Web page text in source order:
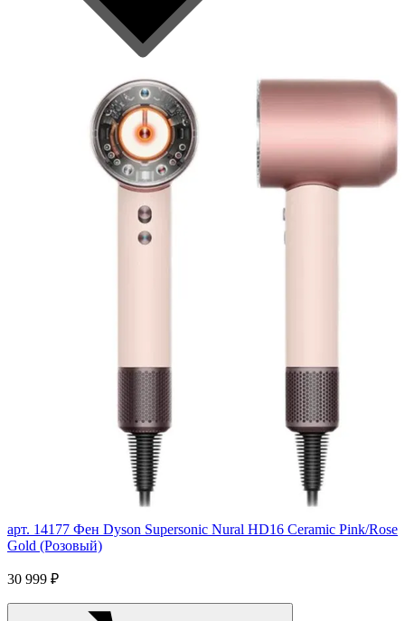
арт. 14177 Фен Dyson Supersonic Nural HD16 Ceramic Pink/Rose
Gold (Розовый)
30 999 ₽